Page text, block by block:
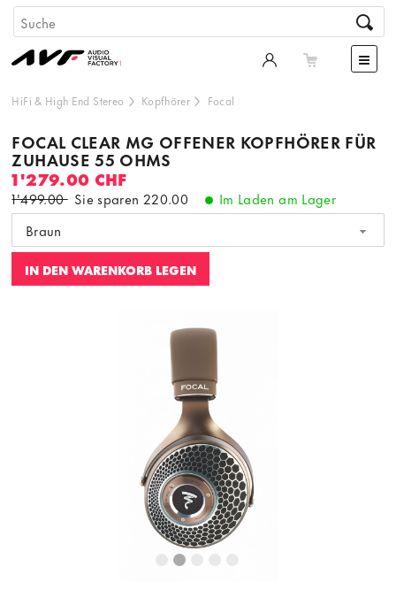
HiFi & High End Stereo Kopfhörer Focal
FOCAL CLEAR MG OFFENER KOPFHÖRER FÜR
ZUHAUSE 55 OHMS
1'279.00 CHF
1'499.00 Sie sparen 220.00
Im Laden am Lager
Braun
IN DEN WARENKORB LEGEN
Dieser Inhalt wird von einer dritten Partei gehostet. Durch
die Anzeige des externen Inhalts akzeptieren Sie die
Bedingungenvon youtube.com.
Video laden Frag nicht mehr